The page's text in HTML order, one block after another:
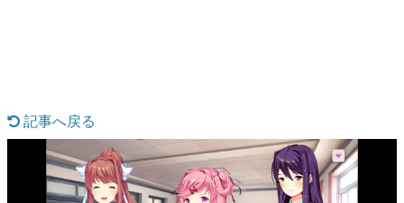
なんでゲームは面白い？
ゲーム開発者・hamatsu氏がゲームの魅力を画面や操作の
具体的な形から解き明かしていく、硬派で骨太な評論連載
です。
記事へ戻る